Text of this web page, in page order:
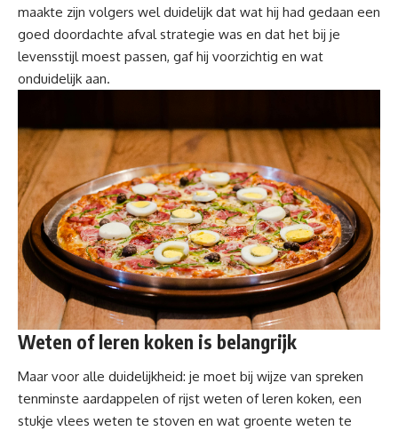
maakte zijn volgers wel duidelijk dat wat hij had gedaan een
goed doordachte afval strategie was en dat het bij je
levensstijl moest passen, gaf hij voorzichtig en wat
onduidelijk aan.
Weten of leren koken is belangrijk
Maar voor alle duidelijkheid: je moet bij wijze van spreken
tenminste aardappelen of rijst weten of leren koken, een
stukje vlees weten te stoven en wat groente weten te